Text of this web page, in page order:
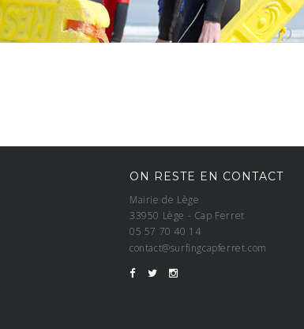
ON RESTE EN CONTACT
Mairie de Lège
33950 Lège - Cap Ferret
05 57 70 40 14
contact@surfingcapferret.com